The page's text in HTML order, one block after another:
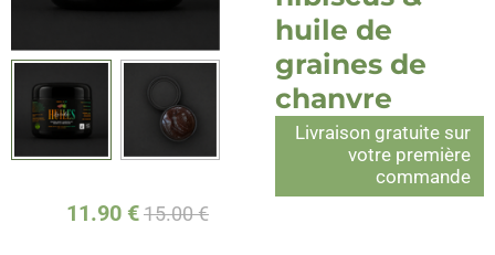
huile de
graines de
chanvre
Livraison gratuite sur
votre première
commande
11.90 €15.00 €